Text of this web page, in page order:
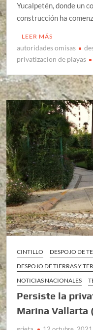
Yucalpetén, donde un
construcción ha
LEER MÁS
autoridades omisas
privatizacion de playas
CINTILLO
DESPOJO DE
DESPOJO DE TIERRAS Y
NOTICIAS NACIONALES
Persiste la
Marina Vallarta